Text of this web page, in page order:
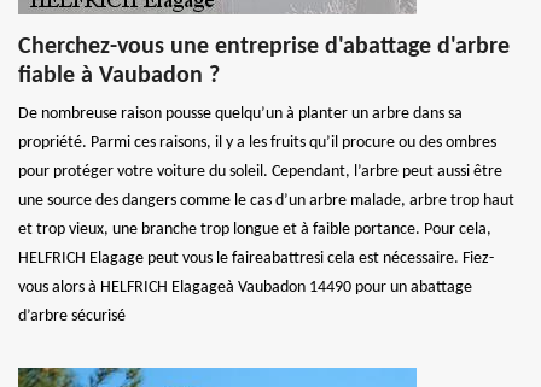
Cherchez-vous une entreprise d'abattage d'arbre
fiable à Vaubadon ?
De nombreuse raison pousse quelqu’un à planter un arbre dans sa
propriété. Parmi ces raisons, il y a les fruits qu’il procure ou des ombres
pour protéger votre voiture du soleil. Cependant, l’arbre peut aussi être
une source des dangers comme le cas d’un arbre malade, arbre trop haut
et trop vieux, une branche trop longue et à faible portance. Pour cela,
HELFRICH Elagage peut vous le faireabattresi cela est nécessaire. Fiez-
vous alors à HELFRICH Elagageà Vaubadon 14490 pour un abattage
d’arbre sécurisé